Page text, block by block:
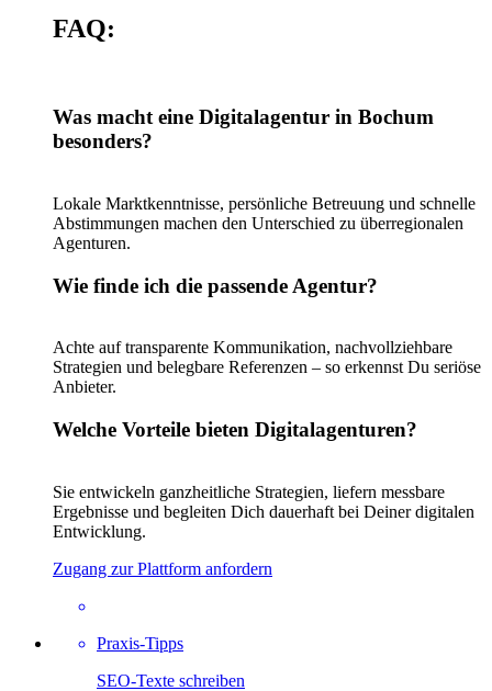
FAQ:
Was macht eine Digitalagentur in Bochum
besonders?
Lokale Marktkenntnisse, persönliche Betreuung und schnelle
Abstimmungen machen den Unterschied zu überregionalen
Agenturen.
Wie finde ich die passende Agentur?
Achte auf transparente Kommunikation, nachvollziehbare
Strategien und belegbare Referenzen – so erkennst Du seriöse
Anbieter.
Welche Vorteile bieten Digitalagenturen?
Sie entwickeln ganzheitliche Strategien, liefern messbare
Ergebnisse und begleiten Dich dauerhaft bei Deiner digitalen
Entwicklung.
Zugang zur Plattform anfordern
Praxis-Tipps
SEO-Texte schreiben